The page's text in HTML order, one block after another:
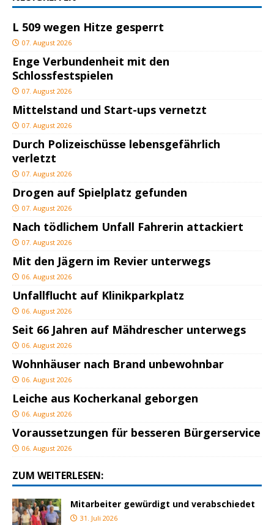
L 509 wegen Hitze gesperrt
07. August 2026
Enge Verbundenheit mit den
Schlossfestspielen
07. August 2026
Mittelstand und Start-ups vernetzt
07. August 2026
Durch Polizeischüsse lebensgefährlich
verletzt
07. August 2026
Drogen auf Spielplatz gefunden
07. August 2026
Nach tödlichem Unfall Fahrerin attackiert
07. August 2026
Mit den Jägern im Revier unterwegs
06. August 2026
Unfallflucht auf Klinikparkplatz
06. August 2026
Seit 66 Jahren auf Mähdrescher unterwegs
06. August 2026
Wohnhäuser nach Brand unbewohnbar
06. August 2026
Leiche aus Kocherkanal geborgen
06. August 2026
Voraussetzungen für besseren Bürgerservice
06. August 2026
ZUM WEITERLESEN:
Mitarbeiter gewürdigt und verabschiedet
31. Juli 2026